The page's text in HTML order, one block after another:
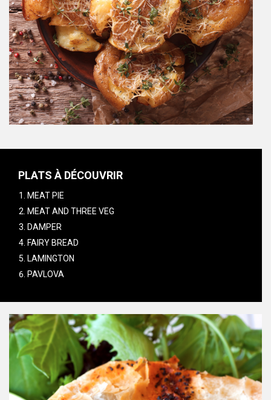
PLATS À DÉCOUVRIR
MEAT PIE
MEAT AND THREE VEG
DAMPER
FAIRY BREAD
LAMINGTON
PAVLOVA